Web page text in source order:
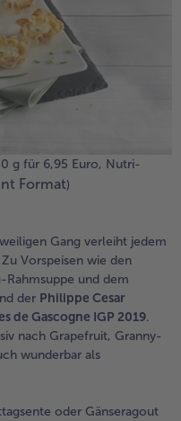
g für 6,95 Euro, Nutri-
Format)
Gang verleiht jedem
Vorspeisen wie den
und dem
der Philippe Cesar
de Gascogne IGP 2019.
nach Grapefruit, Granny-
wunderbar als
oder Gänseragout